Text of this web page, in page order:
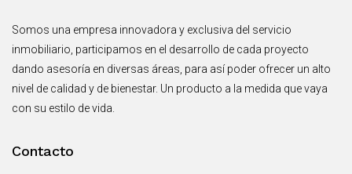
Somos una empresa innovadora y exclusiva del servicio
inmobiliario, participamos en el desarrollo de cada proyecto
dando asesoría en diversas áreas, para así poder ofrecer un alto
nivel de calidad y de bienestar. Un producto a la medida que vaya
con su estilo de vida.
Contacto